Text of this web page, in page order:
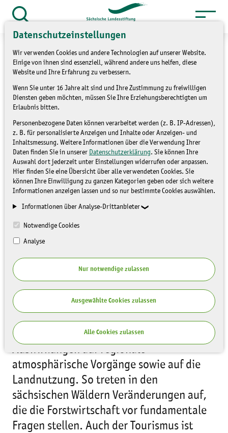
Datenschutzeinstellungen
Wir verwenden Cookies und andere Technologien auf unserer Website.
Einige von ihnen sind essenziell, während andere uns helfen, diese
Website und Ihre Erfahrung zu verbessern.
Wenn Sie unter 16 Jahre alt sind und Ihre Zustimmung zu freiwilligen
Diensten geben möchten, müssen Sie Ihre Erziehungsberechtigten um
Erlaubnis bitten.
Personenbezogene Daten können verarbeitet werden (z. B. IP-Adressen),
z. B. für personalisierte Anzeigen und Inhalte oder Anzeigen- und
Inhaltsmessung. Weitere Informationen über die Verwendung Ihrer
Daten finden Sie in unserer Datenschutzerklärung. Sie können Ihre
Auswahl dort jederzeit unter Einstellungen widerrufen oder anpassen.
Hier finden Sie eine Übersicht über alle verwendeten Cookies. Sie
können Ihre Einwilligung zu ganzen Kategorien geben oder sich weitere
Informationen anzeigen lassen und so nur bestimmte Cookies auswählen.
Informationen über Analyse-Drittanbieter
Notwendige Cookies
Analyse
Nur notwendige zulassen
Ausgewählte Cookies zulassen
Alle Cookies zulassen
Zum
Inhalt
springen
öffnen
12. Annaberger Klimatage
BLOG
Bedürfnisse - Angebote - Lücken
Für den voranschreitenden Klimawandel in
den sächsischen Mittelgebirgen sind weit
entfernte arktische Prozesse mit
verantwortlich. Das hat deutliche
Auswirkungen auf regionale
atmosphärische Vorgänge sowie auf die
Landnutzung. So treten in den
sächsischen Wäldern Veränderungen auf,
die die Forstwirtschaft vor fundamentale
Fragen stellen. Auch der Tourismus ist